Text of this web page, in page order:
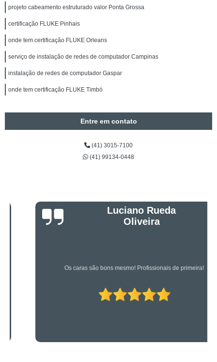
projeto cabeamento estruturado valor Ponta Grossa
certificação FLUKE Pinhais
onde tem certificação FLUKE Orleans
serviço de instalação de redes de computador Campinas
instalação de redes de computador Gaspar
onde tem certificação FLUKE Timbó
Entre em contato
(41) 3015-7100
(41) 99134-0448
Luciano Rueda
Oliveira
Os caras são bons mesmo! Profissionais de primeira!